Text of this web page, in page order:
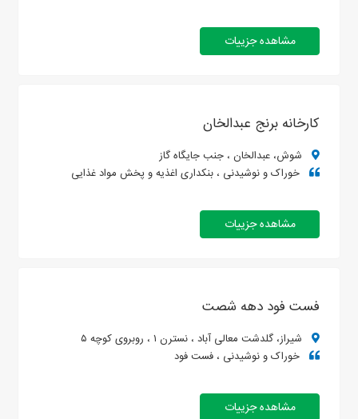
مشاهده جزییات
کارخانه برنج عبدالخان
شوش، عبدالخان ، جنب جایگاه گاز
خوراک و نوشیدنی ، بنکداری اغذیه و پخش مواد غذایی
مشاهده جزییات
فست فود دهه شصت
شیراز، گلدشت معالی آباد ، نسترن ۱ ، روبروی کوچه ۵
خوراک و نوشیدنی ، فست فود
مشاهده جزییات